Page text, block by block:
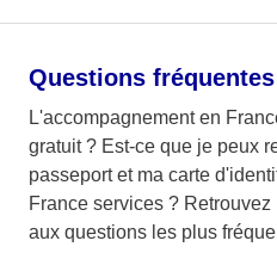
Questions fréquentes
L'accompagnement en
gratuit ? Est-ce que je peux
passeport et ma carte
France services ?
aux questions les plus